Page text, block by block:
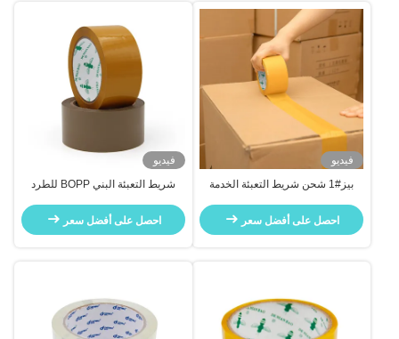
فيديو
بيز#1 شحن شريط التعبئة الخدمة
احصل على أفضل سعر
فيديو
شريط التعبئة البني BOPP للطرد
احصل على أفضل سعر